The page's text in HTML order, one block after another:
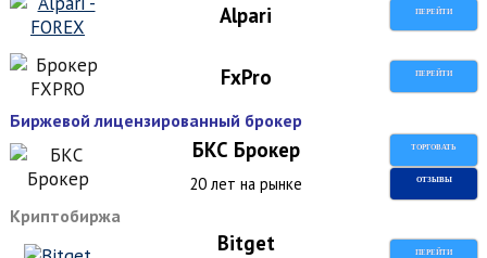
Alpari ПЕРЕЙТИ
FxPro ПЕРЕЙТИ
Биржевой лицензированный брокер
БКС Брокер ТОРГОВАТЬ
20 лет на рынке ОТЗЫВЫ
Криптобиржа
Bitget ПЕРЕЙТИ